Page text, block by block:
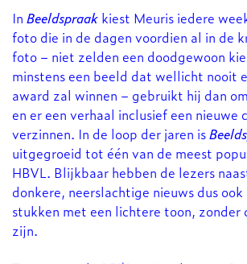
In Beeldspraak kiest Meuris iedere
foto die in de dagen voordien al in de
foto – niet zelden een doodgewoon
minstens een beeld dat wellicht nooit
award zal winnen – gebruikt hij dan
en er een verhaal inclusief een nieuwe
verzinnen. In de loop der jaren is
uitgegroeid tot één van de meest
HBVL. Blijkbaar hebben de lezers
donkere, neerslachtige nieuws dus
stukken met een lichtere toon, zonder
zijn.